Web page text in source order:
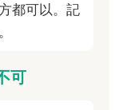
都可以。記
可